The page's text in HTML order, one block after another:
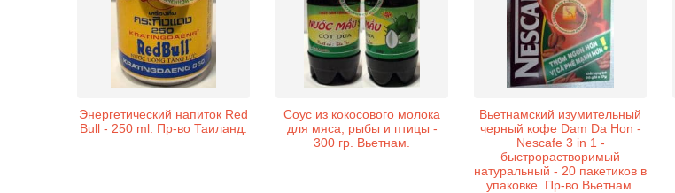
Энергетический напиток Red
Bull - 250 ml. Пр-во Таиланд.
Соус из кокосового молока
для мяса, рыбы и птицы -
300 гр. Вьетнам.
Вьетнамский изумительный
черный кофе Dam Da Hon -
Nescafe 3 in 1 -
быстрорастворимый
натуральный - 20 пакетиков в
упаковке. Пр-во Вьетнам.